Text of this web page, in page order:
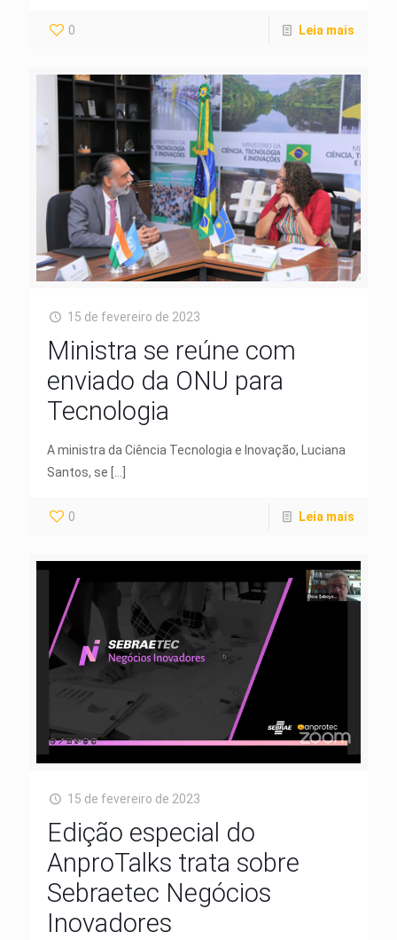
0 Leia mais
15 de fevereiro de 2023
Ministra se reúne com
enviado da ONU para
Tecnologia
A ministra da Ciência Tecnologia e Inovação, Luciana
Santos, se […]
0 Leia mais
15 de fevereiro de 2023
Edição especial do
AnproTalks trata sobre
Sebraetec Negócios
Inovadores